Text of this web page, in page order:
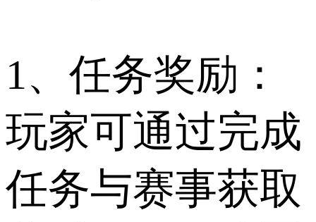
1、任务奖励：
玩家可通过完成
任务与赛事获取